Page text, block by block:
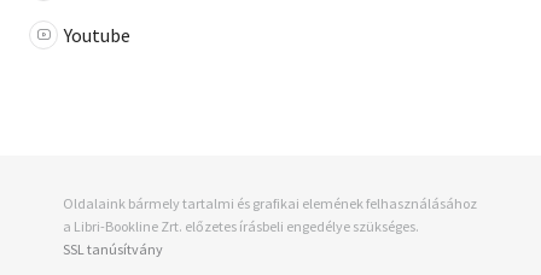
Youtube
Oldalaink bármely tartalmi és grafikai elemének felhasználásához
a Libri-Bookline Zrt. előzetes írásbeli engedélye szükséges.
SSL tanúsítvány